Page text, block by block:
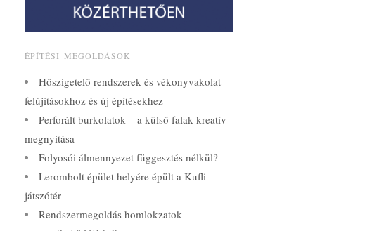
ÉPÍTÉSI MEGOLDÁSOK
Hőszigetelő rendszerek és vékonyvakolat
felújításokhoz és új építésekhez
Perforált burkolatok – a külső falak kreatív
megnyitása
Folyosói álmennyezet függesztés nélkül?
Lerombolt épület helyére épült a Kufli-
játszótér
Rendszermegoldás homlokzatok